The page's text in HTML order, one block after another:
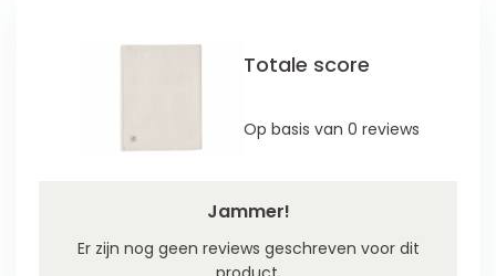
Jammer!
Er zijn nog geen reviews geschreven voor dit
Totale score
Op basis van 0 reviews